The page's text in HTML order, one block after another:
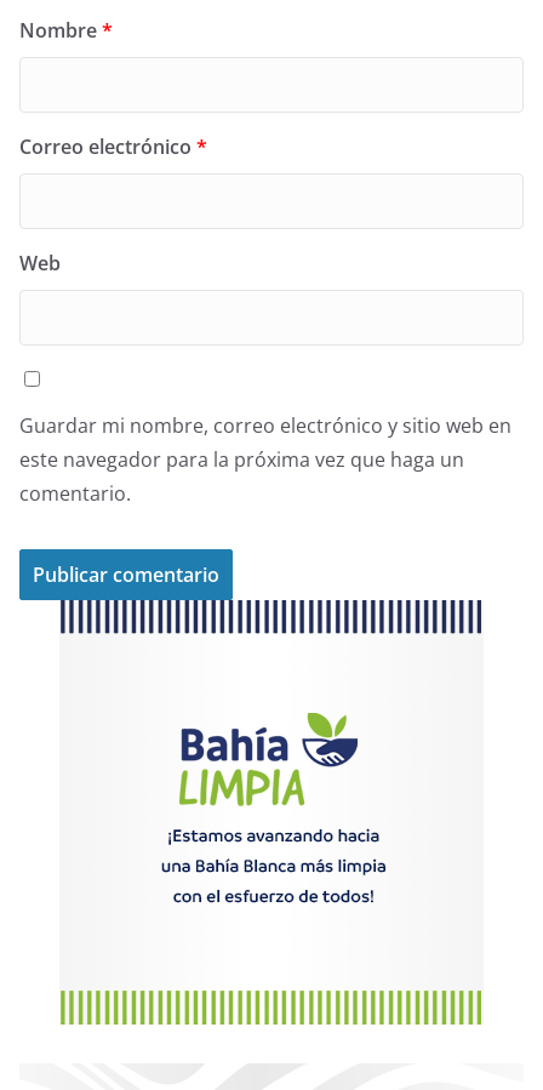
Nombre*
Correo electrónico *
Web
Guardar mi nombre, correo electrónico y sitio web en
este navegador para la próxima vez que haga un
comentario.